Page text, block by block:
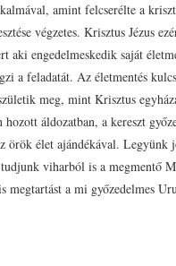
amint felcserélte a
végzetes. Krisztus Jézus
aki engedelmeskedik saját
a feladatát. Az életmentés
meg, mint Krisztus
hozott áldozatban, a kereszt
örök élet ajándékával. Legyünk
viharból is a megmentő
megtartást a mi győzedelmes